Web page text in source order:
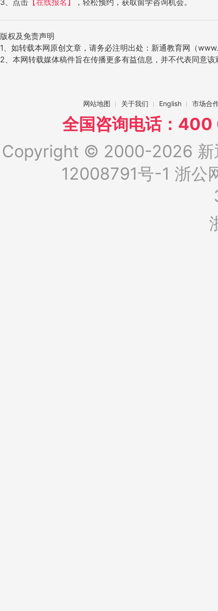
3、点击 【在线报名】 ，轻松预约，获取留学咨询机会。
版权及免责声明
1、如转载本网原创文章，请务必注明出处：新通教育网（
2、本网转载媒体稿件旨在传播更多有益信息，并不代表同意
网站地图 关于我们 English 市场合
全国咨询电话：
Copyright © 2000-2026 新
12008791号-1 浙公